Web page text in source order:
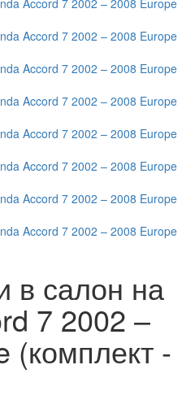
в салон на
7 2002 –
(комплект -